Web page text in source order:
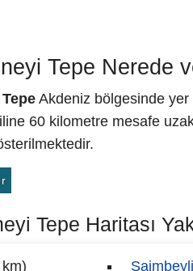
Tepe Nerede
Akdeniz bölgesinde yer
60 kilometre mesafe
Tepe Haritası
Saimbeyli